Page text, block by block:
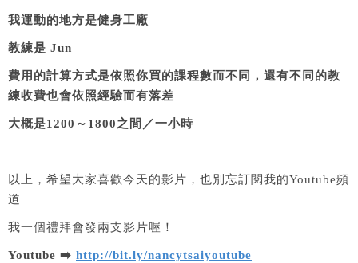
我運動的地方是健身工廠
教練是 Jun
費用的計算方式是依照你買的課程數而不同，還有不同的教
練收費也會依照經驗而有落差
大概是1200～1800之間／一小時
以上，希望大家喜歡今天的影片，也別忘訂閱我的Youtube頻
道
我一個禮拜會發兩支影片喔！
Youtube ➡️ http://bit.ly/nancytsaiyoutube